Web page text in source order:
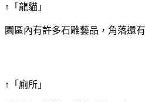
↑「龍貓」
園區內有許多石雕藝品，角落還
↑「廁所」